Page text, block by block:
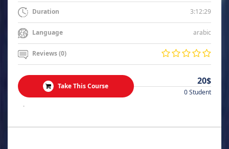
Duration 3:12:29
Language arabic
Reviews (0)
Take This Course 20$
0 Student
.